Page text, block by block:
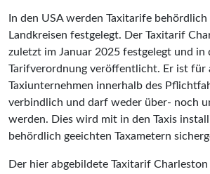
In den USA werden Taxitarife
Landkreisen festgelegt. Der Taxitarif
zuletzt im Januar 2025 festgelegt und in
Tarifverordnung veröffentlicht. Er ist für
Taxiunternehmen innerhalb des
verbindlich und darf weder über- noch
werden. Dies wird mit in den Taxis
behördlich geeichten Taxametern
Der hier abgebildete Taxitarif Charleston